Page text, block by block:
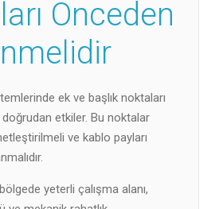
Önceden
ek ve başlık noktaları
etkiler. Bu noktalar
ve kablo payları
yeterli çalışma alanı,